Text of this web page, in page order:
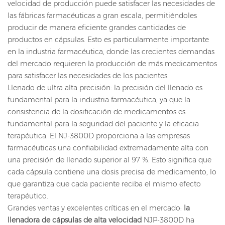
velocidad de producción puede satisfacer las necesidades de
las fábricas farmacéuticas a gran escala, permitiéndoles
producir de manera eficiente grandes cantidades de
productos en cápsulas. Esto es particularmente importante
en la industria farmacéutica, donde las crecientes demandas
del mercado requieren la producción de más medicamentos
para satisfacer las necesidades de los pacientes.
Llenado de ultra alta precisión: la precisión del llenado es
fundamental para la industria farmacéutica, ya que la
consistencia de la dosificación de medicamentos es
fundamental para la seguridad del paciente y la eficacia
terapéutica. El NJ-3800D proporciona a las empresas
farmacéuticas una confiabilidad extremadamente alta con
una precisión de llenado superior al 97 %. Esto significa que
cada cápsula contiene una dosis precisa de medicamento, lo
que garantiza que cada paciente reciba el mismo efecto
terapéutico.
Grandes ventas y excelentes críticas en el mercado: la
llenadora de cápsulas de alta velocidad NJP-3800D ha